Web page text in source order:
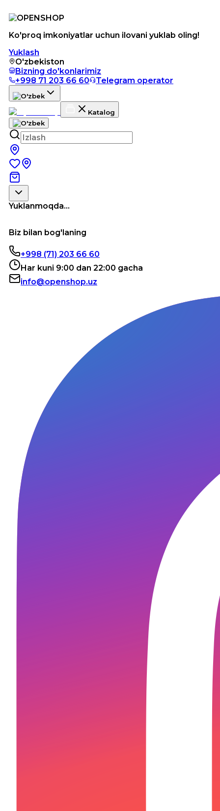
Ko'proq imkoniyatlar uchun ilovani yuklab oling!
Yuklash
O'zbekiston
Bizning do'konlarimiz
+998 71 203 66 60
Telegram operator
Katalog
Yuklanmoqda...
Biz bilan bog'laning
+998 (71) 203 66 60
Har kuni 9:00 dan 22:00 gacha
info@openshop.uz